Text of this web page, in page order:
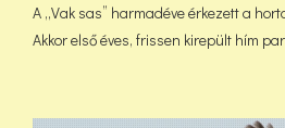
A „Vak sas” harmadéve érkezett a
Akkor első éves, frissen kirepült hím